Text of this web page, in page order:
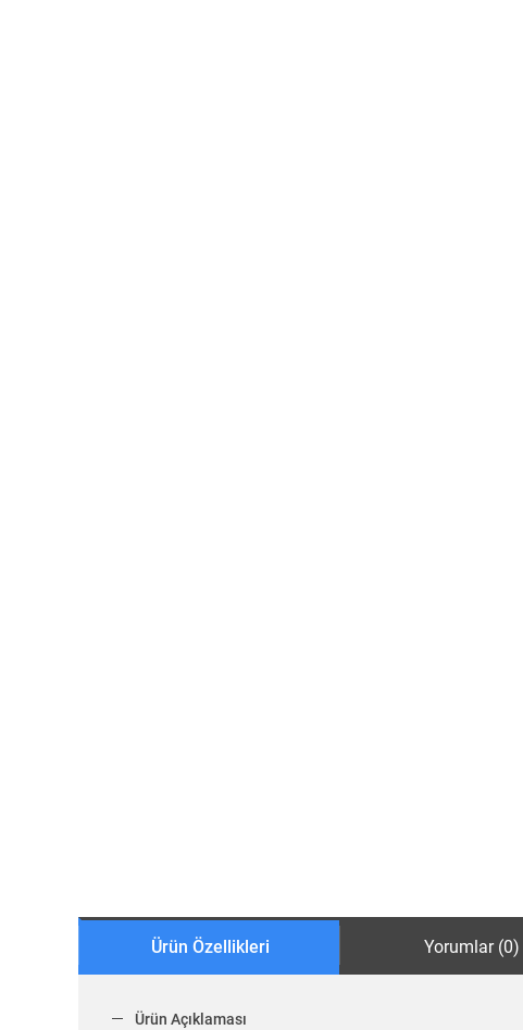
Ürün Özellikleri Yorumlar (0)
Ürün Açıklaması